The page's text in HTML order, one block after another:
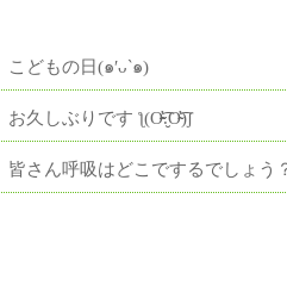
こどもの日(๑′ᴗ‵๑)
お久しぶりです ƪ(Ơ̴̴̴̴̴̴͡.̮Ơ̴̴͡)ʃ
皆さん呼吸はどこでするでしょう